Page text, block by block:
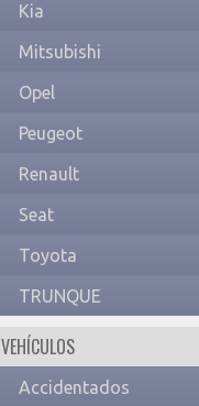
Kia
Mitsubishi
Opel
Peugeot
Renault
Seat
Toyota
TRUNQUE
VEHÍCULOS
Accidentados